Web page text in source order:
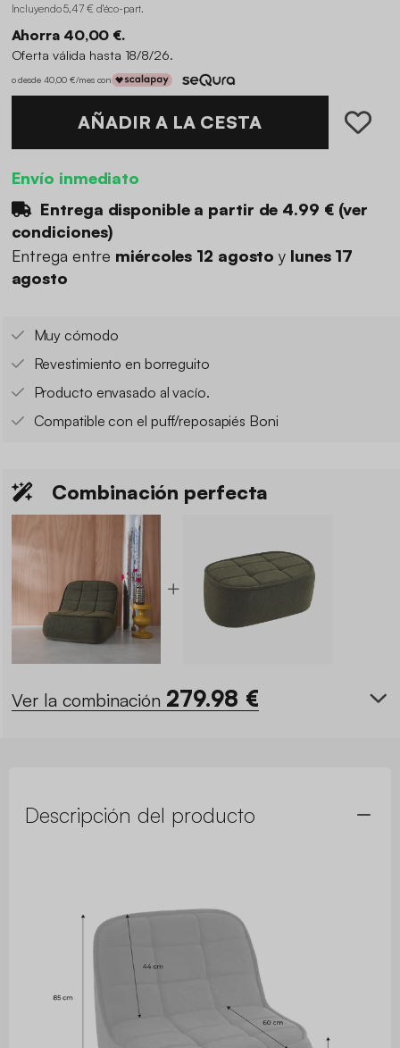
Incluyendo 5,47 € d'éco-part.
Ahorra 40,00 €.
Oferta válida hasta 18/8/26.
o desde 40,00 €/mes con
AÑADIR A LA CESTA
Envío inmediato
Entrega disponible a partir de 4.99 €(ver
condiciones)
Entrega entre miércoles 12 agostoy lunes 17
agosto
Muy cómodo
Revestimiento en borreguito
Producto envasado al vacío.
Compatible con el puff/reposapiés Boni
Combinación perfecta
Ver la combinación 279.98 €
Descripción del producto